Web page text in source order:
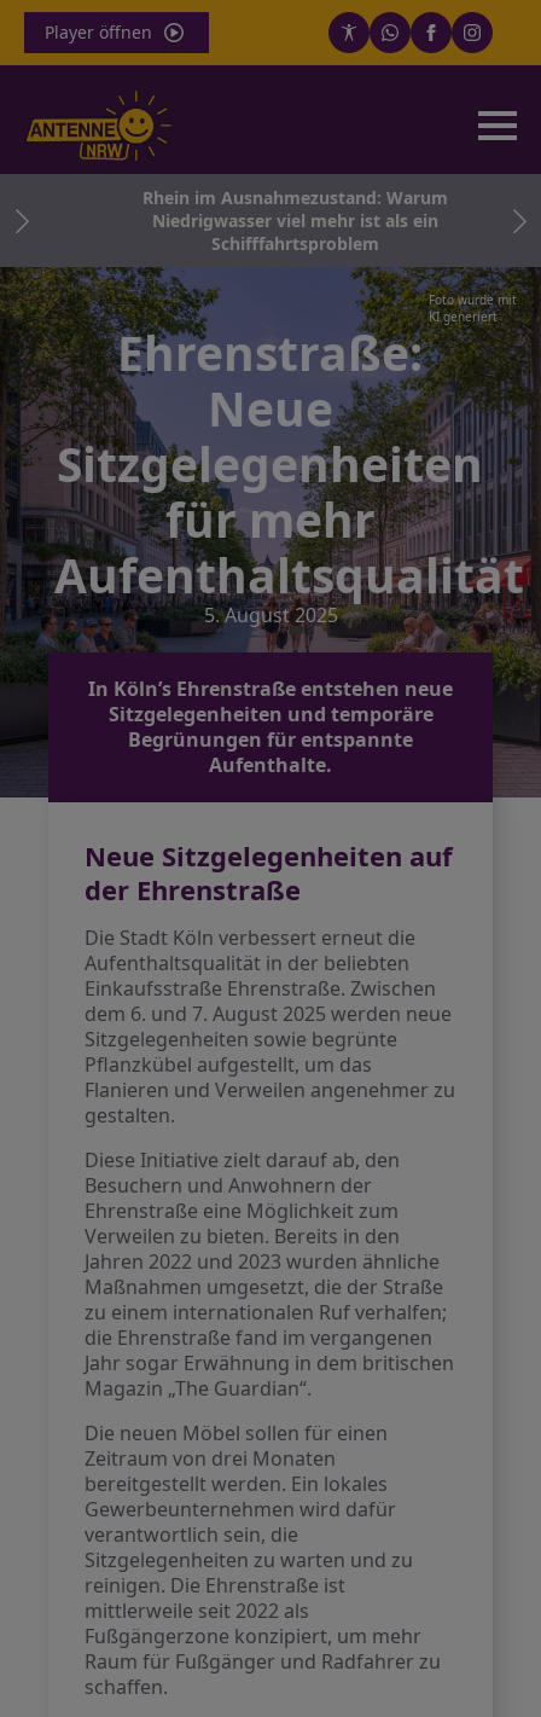
Player öffnen
Rhein im Ausnahmezustand: Warum
Niedrigwasser viel mehr ist als ein
Schifffahrtsproblem
Foto wurde mit
KI generiert
Ehrenstraße:
Neue
Sitzgelegenheiten
für mehr
Aufenthaltsqualität
5. August 2025
In Köln’s Ehrenstraße entstehen neue
Sitzgelegenheiten und temporäre
Begrünungen für entspannte
Aufenthalte.
Neue Sitzgelegenheiten auf
der Ehrenstraße
Die Stadt Köln verbessert erneut die
Aufenthaltsqualität in der beliebten
Einkaufsstraße Ehrenstraße. Zwischen
dem 6. und 7. August 2025 werden neue
Sitzgelegenheiten sowie begrünte
Pflanzkübel aufgestellt, um das
Flanieren und Verweilen angenehmer zu
gestalten.
Diese Initiative zielt darauf ab, den
Besuchern und Anwohnern der
Ehrenstraße eine Möglichkeit zum
Verweilen zu bieten. Bereits in den
Jahren 2022 und 2023 wurden ähnliche
Maßnahmen umgesetzt, die der Straße
zu einem internationalen Ruf verhalfen;
die Ehrenstraße fand im vergangenen
Jahr sogar Erwähnung in dem britischen
Magazin „The Guardian“.
Die neuen Möbel sollen für einen
Zeitraum von drei Monaten
bereitgestellt werden. Ein lokales
Gewerbeunternehmen wird dafür
verantwortlich sein, die
Sitzgelegenheiten zu warten und zu
reinigen. Die Ehrenstraße ist
mittlerweile seit 2022 als
Fußgängerzone konzipiert, um mehr
Raum für Fußgänger und Radfahrer zu
schaffen.